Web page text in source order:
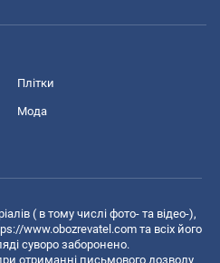
Плітки
Мода
( в тому числі фото- та відео-),
www.obozrevatel.com та всіх його
суворо заборонено.
отриманні письмового дозволу